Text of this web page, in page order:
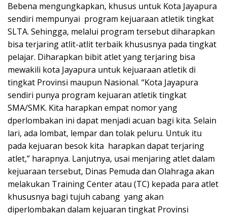
Bebena mengungkapkan, khusus untuk Kota Jayapura
sendiri mempunyai program kejuaraan atletik tingkat
SLTA. Sehingga, melalui program tersebut diharapkan
bisa terjaring atlit-atlit terbaik khususnya pada tingkat
pelajar. Diharapkan bibit atlet yang terjaring bisa
mewakili kota Jayapura untuk kejuaraan atletik di
tingkat Provinsi maupun Nasional. “Kota Jayapura
sendiri punya program kejuaran atletik tingkat
SMA/SMK. Kita harapkan empat nomor yang
dperlombakan ini dapat menjadi acuan bagi kita. Selain
lari, ada lombat, lempar dan tolak peluru. Untuk itu
pada kejuaran besok kita harapkan dapat terjaring
atlet,” harapnya. Lanjutnya, usai menjaring atlet dalam
kejuaraan tersebut, Dinas Pemuda dan Olahraga akan
melakukan Training Center atau (TC) kepada para atlet
khususnya bagi tujuh cabang yang akan
diperlombakan dalam kejuaran tingkat Provinsi